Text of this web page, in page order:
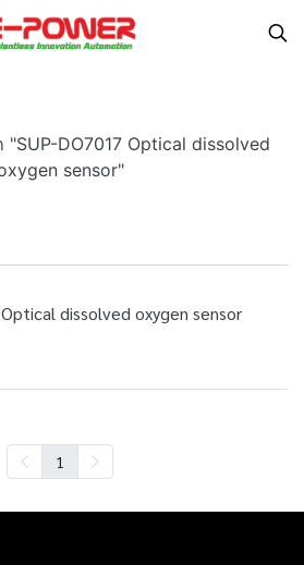
DO7017 Optical dissolved
sensor"
dissolved oxygen sensor
1